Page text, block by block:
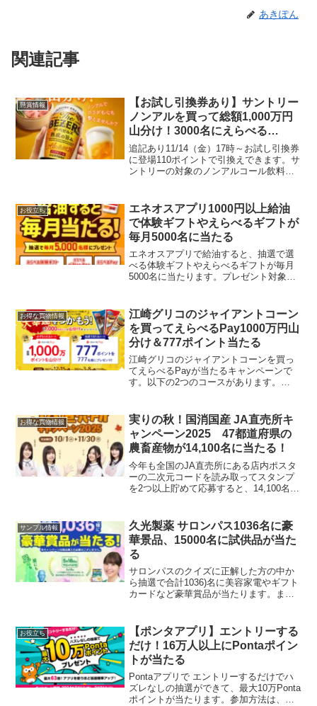
あきぽん
関連記事
懸賞情報
【お試し引換券あり】サントリー
ノンアルを買って総額1,000万円
山分け！3000名にえらべる
Pay1000ポイントが当たる！dマ
イレージであたりが出ると250p
追記あり11/14（金）17時～お試し引換券
に登場110ポイントで引換えできます。サ
ントリーの対象のノンアルコール飲料購
ました。1缶1点コースから応募できま
す。抽選...
お役立ち
エネオスアプリ1000円以上給油
で体験ギフトやえらべるギフトが
毎月5000名に当たる
エネオスアプリで給油すると、抽選で選
べる体験ギフトやえらべるギフトが毎月
5000名に当たります。プレゼント対象期
たら自動エントリー4月 当選者 5000名
A賞：S...
お得な買物情報
江崎グリコのジャイアントコーン
を買ってえらべるPay1000万円山
分け＆777ポイント当たる
江崎グリコのジャイアントコーンを買っ
てえらべるPayが当たるキャンペーンで
す。以下の2つのコースがあります。
ントずつ）を応募者全員で山分け。特
典： 1口につ...
お得な買物情報
実りの秋！国消国産 JA直売所キ
ャンペーン2025 47都道府県の
農畜産物が14,100名に当たる！
今年も全国のJA直売所にある店内ポスタ
ーの二次元コードを読み取ってスタンプ
を2つ以上貯めて応募すると、14,100名に
1000円以上購入で500名に当たるコー...
サンプル情報
久光製薬 サロンパス1036名に豪
華景品、15000名に試供品が当た
る
サロンパスのクイズに正解した方の中か
ら抽選で合計1036)名に美容家電やギフト
カードなど豪華賞品が当たります。また
日 足にも肩にもサロンパス！賞品A賞
おうちでSal...
お役立ち
【ポンタアプリ】エントリーする
だけ！16万人以上にPontaポイン
トが当たる
Pontaアプリで エントリーするだけでハ
ズレなしの抽選ができて、最大10万Ponta
ポイントが当たります。参加方法は、ア